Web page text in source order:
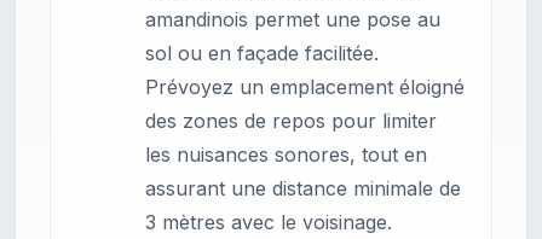
amandinois permet une pose au
sol ou en façade facilitée.
Prévoyez un emplacement éloigné
des zones de repos pour limiter
les nuisances sonores, tout en
assurant une distance minimale de
3 mètres avec le voisinage.